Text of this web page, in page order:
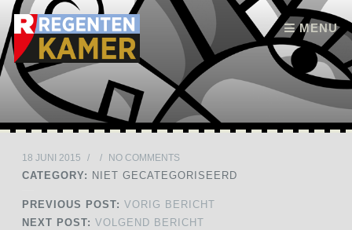
MENU
Skip to content
18 JUNI 2015 / / NO COMMENTS
CATEGORY: NIET GECATEGORISEERD
PREVIOUS POST: VORIG BERICHT
NEXT POST: VOLGEND BERICHT